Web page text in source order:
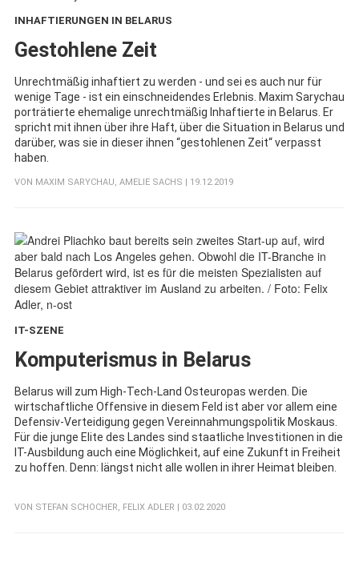
INHAFTIERUNGEN IN BELARUS
Gestohlene Zeit
Unrechtmäßig inhaftiert zu werden - und sei es auch nur für
wenige Tage - ist ein einschneidendes Erlebnis. Maxim Sarychau
porträtierte ehemalige unrechtmäßig Inhaftierte in Belarus. Er
spricht mit ihnen über ihre Haft, über die Situation in Belarus und
darüber, was sie in dieser ihnen “gestohlenen Zeit“ verpasst
haben.
VON MAXIM SARYCHAU, AMELIE SACHS | 19.12.2019
IT-SZENE
Komputerismus in Belarus
Belarus will zum High-Tech-Land Osteuropas werden. Die
wirtschaftliche Offensive in diesem Feld ist aber vor allem eine
Defensiv-Verteidigung gegen Vereinnahmungspolitik Moskaus.
Für die junge Elite des Landes sind staatliche Investitionen in die
IT-Ausbildung auch eine Möglichkeit, auf eine Zukunft in Freiheit
zu hoffen. Denn: längst nicht alle wollen in ihrer Heimat bleiben.
VON STEFAN SCHOCHER, FELIX ADLER | 03.02.2020